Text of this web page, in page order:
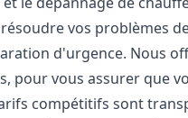
vos problèmes
d'urgence. Nous
pour vous assurer que
compétitifs sont